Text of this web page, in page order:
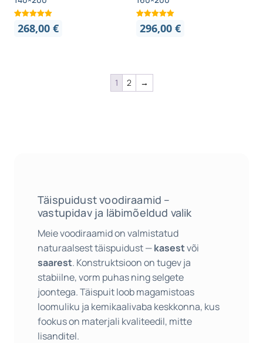
268,00 € 296,00 €
1 2 →
Täispuidust voodiraamid –
vastupidav ja läbimõeldud valik
Meie voodiraamid on valmistatud
naturaalsest täispuidust —kasestvõi
saarest. Konstruktsioon on tugev ja
stabiilne, vorm puhas ning selgete
joontega. Täispuit loob magamistoas
loomuliku ja kemikaalivaba keskkonna, kus
fookus on materjali kvaliteedil, mitte
lisanditel.